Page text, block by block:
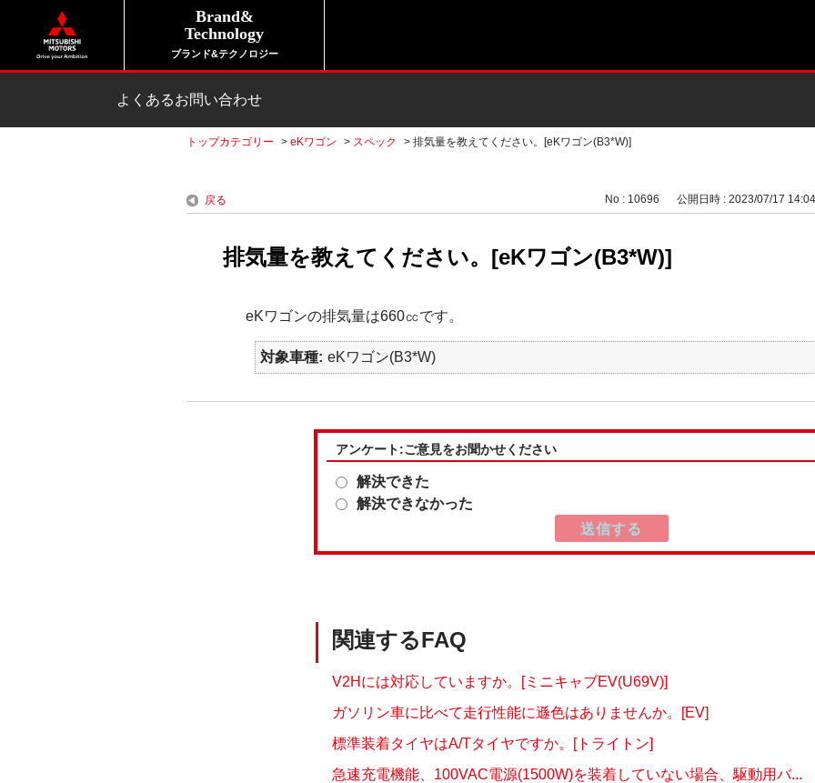
Brand&
Technology
ブランド&テクノロジー
よくあるお問い合わせ
トップカテゴリー > eKワゴン > スペック > 排気量を教えてください。[eKワゴン(B3*W)]
戻る No : 10696 公開日時 : 2023/07/17 14:04
排気量を教えてください。[eKワゴン(B3*W)]
eKワゴンの排気量は660㏄です。
対象車種 eKワゴン(B3*W)
アンケート:ご意見をお聞かせください
解決できた
解決できなかった
関連するFAQ
V2Hには対応していますか。[ミニキャブEV(U69V)]
ガソリン車に比べて走行性能に遜色はありませんか。[EV]
標準装着タイヤはA/Tタイヤですか。[トライトン]
急速充電機能、100VAC電源(1500W)を装着していない場合、駆動用バ...